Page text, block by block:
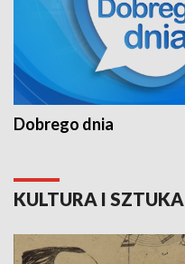
Dobrego dnia
KULTURA I SZTUKA